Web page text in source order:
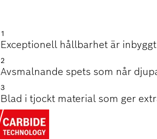
1
Exceptionell hållbarhet är
2
Avsmalnande spets som når
3
Blad i tjockt material som ger